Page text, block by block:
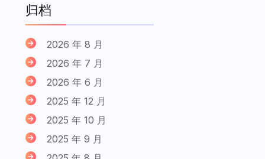
归档
2026 年 8 月
2026 年 7 月
2026 年 6 月
2025 年 12 月
2025 年 10 月
2025 年 9 月